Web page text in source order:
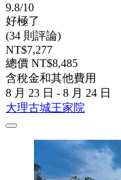
9.8/10
好極了
(34 則評論)
NT$7,277
總價 NT$8,485
含稅金和其他費用
8 月 23 日 - 8 月 24 日
大理古城王家院